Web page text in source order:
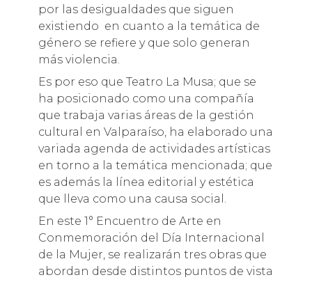
por las desigualdades que siguen
existiendo en cuanto a la temática de
género se refiere y que solo generan
más violencia.
Es por eso que Teatro La Musa; que se
ha posicionado como una compañía
que trabaja varias áreas de la gestión
cultural en Valparaíso, ha elaborado una
variada agenda de actividades artísticas
en torno a la temática mencionada; que
es además la línea editorial y estética
que lleva como una causa social.
En este 1° Encuentro de Arte en
Conmemoración del Día Internacional
de la Mujer, se realizarán tres obras que
abordan desde distintos puntos de vista